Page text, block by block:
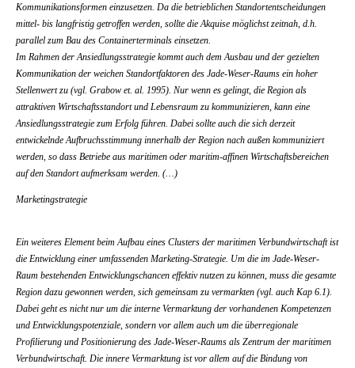
Kommunikationsformen einzusetzen. Da die betrieblichen Standortentscheidungen
mittel- bis langfristig getroffen werden, sollte die Akquise möglichst zeitnah, d.h.
parallel zum Bau des Containerterminals einsetzen.
Im Rahmen der Ansiedlungsstrategie kommt auch dem Ausbau und der gezielten
Kommunikation der weichen Standortfaktoren des Jade-Weser-Raums ein hoher
Stellenwert zu (vgl. Grabow et. al. 1995). Nur wenn es gelingt, die Region als
attraktiven Wirtschaftsstandort und Lebensraum zu kommunizieren, kann eine
Ansiedlungsstrategie zum Erfolg führen. Dabei sollte auch die sich derzeit
entwickelnde Aufbruchsstimmung innerhalb der Region nach außen kommuniziert
werden, so dass Betriebe aus maritimen oder maritim-affinen Wirtschaftsbereichen
auf den Standort aufmerksam werden. (…)
Marketingstrategie
Ein weiteres Element beim Aufbau eines Clusters der maritimen Verbundwirtschaft ist
die Entwicklung einer umfassenden Marketing-Strategie. Um die im Jade-Weser-
Raum bestehenden Entwicklungschancen effektiv nutzen zu können, muss die gesamte
Region dazu gewonnen werden, sich gemeinsam zu vermarkten (vgl. auch Kap 6.1).
Dabei geht es nicht nur um die interne Vermarktung der vorhandenen Kompetenzen
und Entwicklungspotenziale, sondern vor allem auch um die überregionale
Profilierung und Positionierung des Jade-Weser-Raums als Zentrum der maritimen
Verbundwirtschaft. Die innere Vermarktung ist vor allem auf die Bindung von